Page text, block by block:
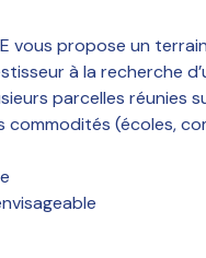
vous propose un
à la recherche
parcelles réunies
(écoles,